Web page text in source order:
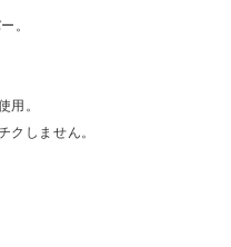
。
用。
クしません。